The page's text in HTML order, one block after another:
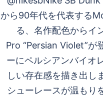
から90年代を代表する
る、名作配色からイ
Pro “Persian Violet”が
ーにペルシアンバイオ
しい存在感を描き出し
シューレースが温もり